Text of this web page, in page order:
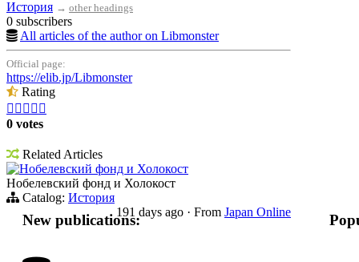
История → other headings
0 subscribers
All articles of the author on Libmonster
Official page:
https://elib.jp/Libmonster
Rating
    
0 votes
Related Articles
Нобелевский фонд и Холокост
Нобелевский фонд и Холокост
Catalog: История
191 days ago · From Japan Online
New publications: